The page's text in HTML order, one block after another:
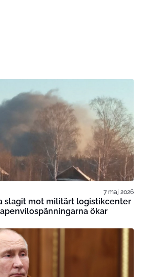
7 maj 2026
slagit mot militärt logistikcenter
ökar